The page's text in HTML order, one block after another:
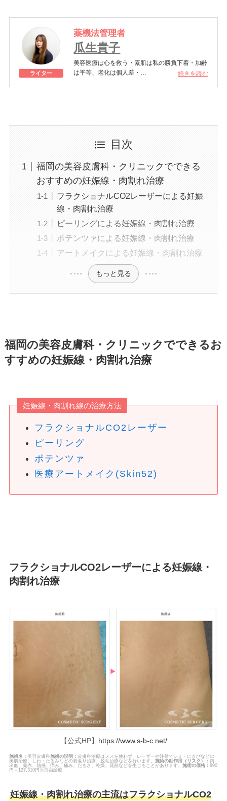
ライター
薬機法管理者
瓜生貴子
美容医療は心を救う・素肌は私の勝負下着・加齢
は平等、老化は個人差・
タ注射、いぼ除去、医療脱毛など
続きを読む
目次
福岡の美容皮膚科・クリニックでできる
おすすめの妊娠線・肉割れ治療
フラクショナルCO2レーザーによる妊娠
線・肉割れ治療
ピーリングによる妊娠線・肉割れ治療
ポテンツァによる妊娠線・肉割れ治療
アートメイクによる妊娠線・肉割れ治療
もっと見る
福岡の美容皮膚科・クリニックでできるお
すすめの妊娠線・肉割れ治療
妊娠線・肉割れ線の治療方法
フラクショナルCO2レーザー
ピーリング
ポテンツァ
医療アートメイク(Skin52)
フラクショナルCO2レーザーによる妊娠線・
肉割れ治療
【公式HP】 https://www.s-b-c.net/
施術名： 美容皮膚科施術の説明： 皮膚科治療はメスを使わず、レーザーや注射でシミ・にきびなどの
美肌治療、しわ・たるみなどの若返り治療、脱毛治療などを行います。 施術の副作用（リスク）： 内
出血、発赤、熱感、痒み、痛み、だるさ、乾燥、発熱などを生じることがあります。 施術の価格： 890
円～127,310円※自由診療
妊娠線・肉割れ治療の主流はフラクショナルCO2